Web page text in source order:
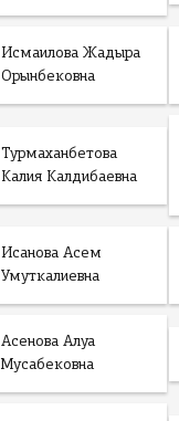
Исмаилова Жадыра
Орынбековна
Турмаханбетова
Калия Калдибаевна
Исанова Асем
Умуткалиевна
Асенова Алуа
Мусабековна